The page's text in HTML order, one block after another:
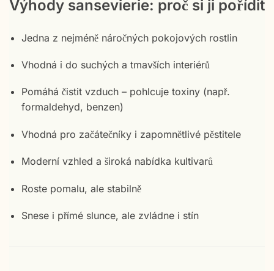
Výhody sansevierie: proč si ji pořídit
Jedna z nejméně náročných pokojových rostlin
Vhodná i do suchých a tmavších interiérů
Pomáhá čistit vzduch – pohlcuje toxiny (např.
formaldehyd, benzen)
Vhodná pro začátečníky i zapomnětlivé pěstitele
Moderní vzhled a široká nabídka kultivarů
Roste pomalu, ale stabilně
Snese i přímé slunce, ale zvládne i stín